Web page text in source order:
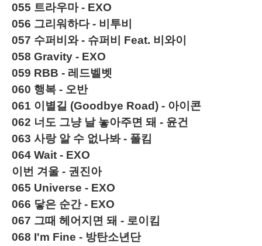
055 트라우마 - EXO
056 그리워하다 - 비투비
057 수퍼비와 - 슈퍼비 Feat. 비와이
058 Gravity - EXO
059 RBB - 레드벨벳
060 행복 - 오반
061 이별길 (Goodbye Road) - 아이콘
062 너도 그냥 날 놓아주면 돼 - 윤건
063 사랑 알 수 없나봐 - 폴킴
064 Wait - EXO
이번 겨울 - 권진아
065 Universe - EXO
066 닿은 순간 - EXO
067 그때 헤어지면 돼 - 로이킴
068 I'm Fine - 방탄소년단